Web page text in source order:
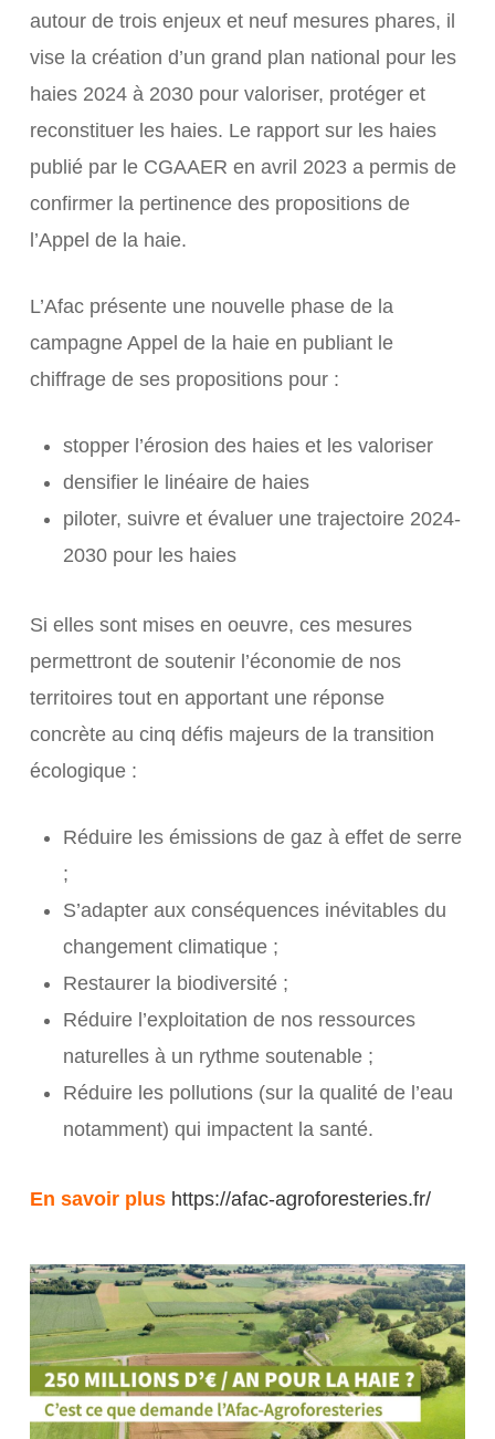
autour de trois enjeux et neuf mesures phares, il
vise la création d’un grand plan national pour les
haies 2024 à 2030 pour valoriser, protéger et
reconstituer les haies. Le rapport sur les haies
publié par le CGAAER en avril 2023 a permis de
confirmer la pertinence des propositions de
l’Appel de la haie.
L’Afac présente une nouvelle phase de la
campagne Appel de la haie en publiant le
chiffrage de ses propositions pour :
stopper l’érosion des haies et les valoriser
densifier le linéaire de haies
piloter, suivre et évaluer une trajectoire 2024-
2030 pour les haies
Si elles sont mises en oeuvre, ces mesures
permettront de soutenir l’économie de nos
territoires tout en apportant une réponse
concrète au cinq défis majeurs de la transition
écologique :
Réduire les émissions de gaz à effet de serre
;
S’adapter aux conséquences inévitables du
changement climatique ;
Restaurer la biodiversité ;
Réduire l’exploitation de nos ressources
naturelles à un rythme soutenable ;
Réduire les pollutions (sur la qualité de l’eau
notamment) qui impactent la santé.
En savoir plus https://afac-agroforesteries.fr/